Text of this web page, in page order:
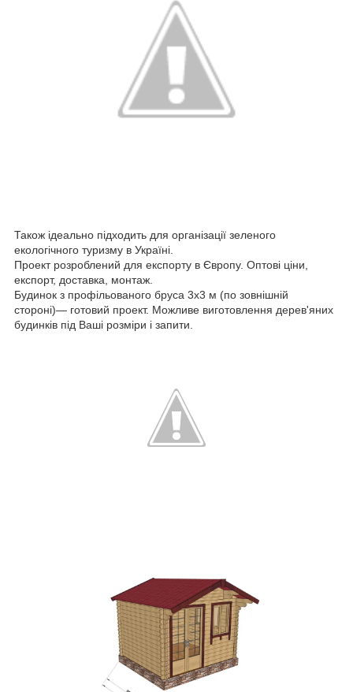
Також ідеально підходить для організації зеленого
екологічного туризму в Україні.
Проект розроблений для експорту в Європу. Оптові ціни,
експорт, доставка, монтаж.
Будинок з профільованого бруса 3х3 м (по зовнішній
стороні)― готовий проект. Можливе виготовлення дерев'яних
будинків під Ваші розміри і запити.